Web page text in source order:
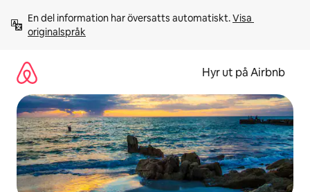
innehåll
En del information har översatts automatiskt. Visa
originalspråk
Hyr ut på Airbnb